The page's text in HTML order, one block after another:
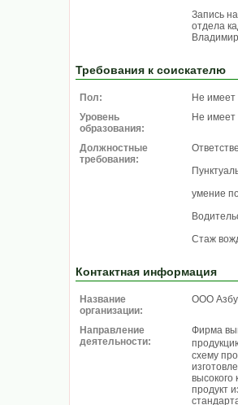
Запись
отдела
Требования к соискателю
Пол:
Не имеет
Уровень
образования:
Не имеет
Должностные
требования:
умение
Стаж
Контактная информация
Название
организации:
ООО
Направление
деятельности:
Фирма
схему
высокого
продукт